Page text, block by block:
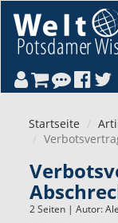
Startseite
2 Seiten | Autor: